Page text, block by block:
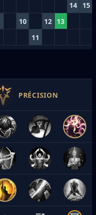
14 15
10 12 13
11
PRÉCISION